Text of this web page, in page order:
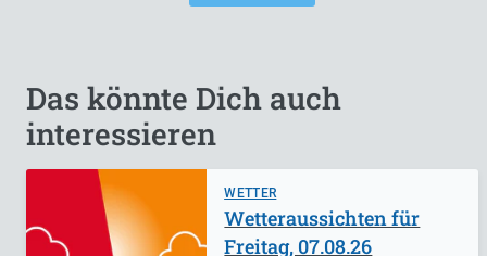
Das könnte Dich auch
interessieren
WETTER
Wetteraussichten für
Freitag, 07.08.26